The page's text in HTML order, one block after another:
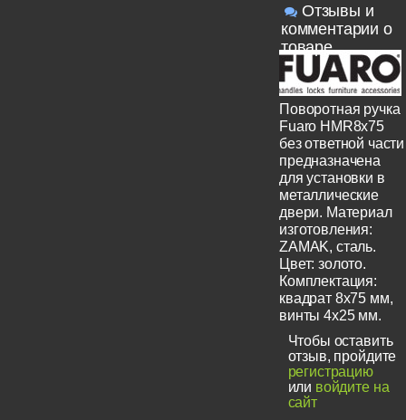
Отзывы и
комментарии о
товаре
Поворотная ручка
Fuaro HMR8x75
без ответной части
предназначена
для установки в
металлические
двери. Материал
изготовления:
ZAMAK, сталь.
Цвет: золото.
Комплектация:
квадрат 8x75 мм,
винты 4x25 мм.
Чтобы оставить
отзыв, пройдите
регистрацию
или войдите на
сайт